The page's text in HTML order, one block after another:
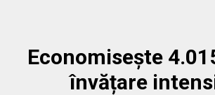
Economisește
învățare